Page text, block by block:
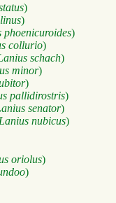
)
)
phoenicuroides)
collurio)
schach)
minor)
)
pallidirostris)
senator)
Lanius nubicus)
oriolus)
)